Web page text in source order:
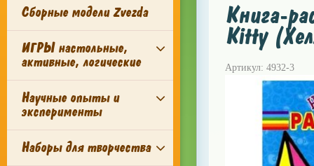
Сборные модели Zvezda
ИГРЫ настольные,
активные, логические
Научные опыты и
эксперименты
Наборы для творчества
Книга-
Kitty
Артикул: 4932-3